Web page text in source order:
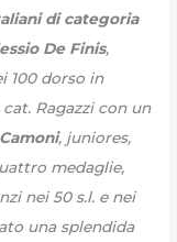
di categoria
De Finis,
100 dorso in
cat. Ragazzi con un
, juniores,
medaglie,
nei 50 s.l. e nei
una splendida